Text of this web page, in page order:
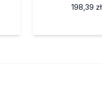
198,39 zł